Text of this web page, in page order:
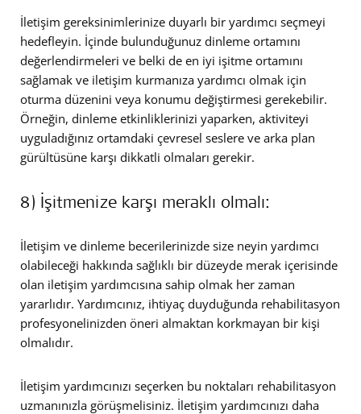
İletişim gereksinimlerinize duyarlı bir yardımcı seçmeyi
hedefleyin. İçinde bulunduğunuz dinleme ortamını
değerlendirmeleri ve belki de en iyi işitme ortamını
sağlamak ve iletişim kurmanıza yardımcı olmak için
oturma düzenini veya konumu değiştirmesi gerekebilir.
Örneğin, dinleme etkinliklerinizi yaparken, aktiviteyi
uyguladığınız ortamdaki çevresel seslere ve arka plan
gürültüsüne karşı dikkatli olmaları gerekir.
8) İşitmenize karşı meraklı olmalı:
İletişim ve dinleme becerilerinizde size neyin yardımcı
olabileceği hakkında sağlıklı bir düzeyde merak içerisinde
olan iletişim yardımcısına sahip olmak her zaman
yararlıdır. Yardımcınız, ihtiyaç duyduğunda rehabilitasyon
profesyonelinizden öneri almaktan korkmayan bir kişi
olmalıdır.
İletişim yardımcınızı seçerken bu noktaları rehabilitasyon
uzmanınızla görüşmelisiniz. İletişim yardımcınızı daha